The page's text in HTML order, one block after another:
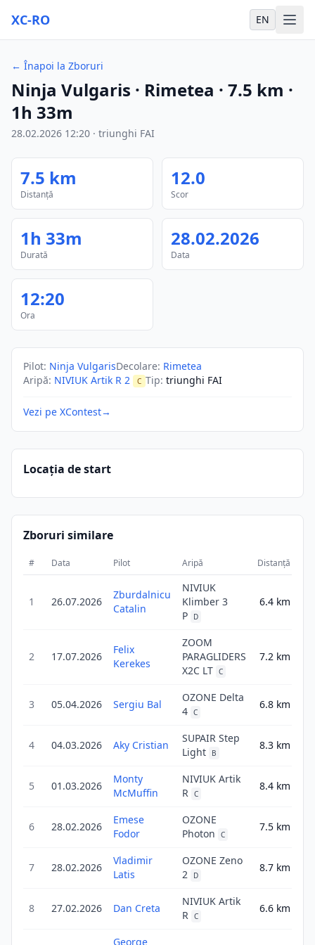
XC-RO EN
← Înapoi la Zboruri
Ninja Vulgaris · Rimetea · 7.5 km ·
1h 33m
28.02.2026 12:20 · triunghi FAI
7.5 km
Distanță
12.0
Scor
1h 33m
Durată
28.02.2026
Data
12:20
Ora
Pilot: Ninja VulgarisDecolare: Rimetea
Aripă: NIVIUK Artik R 2 C Tip: triunghi FAI
Vezi pe XContest→
Locația de start
Zboruri similare
# Data Pilot Aripă Distanță
1 26.07.2026
Zburdalnicu
Catalin
NIVIUK
Klimber 3
P
D
6.4 km
2 17.07.2026
Felix
Kerekes
ZOOM
PARAGLIDERS
X2C LT C
7.2 km
3 05.04.2026 Sergiu Bal
OZONE Delta
4 C
6.8 km
4 04.03.2026 Aky Cristian
SUPAIR Step
Light
B
8.3 km
5 01.03.2026
Monty
McMuffin
NIVIUK Artik
R C
8.4 km
6 28.02.2026
Emese
Fodor
OZONE
Photon
C
7.5 km
7 28.02.2026
Vladimir
Latis
OZONE Zeno
2
D
8.7 km
8 27.02.2026 Dan Creta
NIVIUK Artik
R C
6.6 km
George